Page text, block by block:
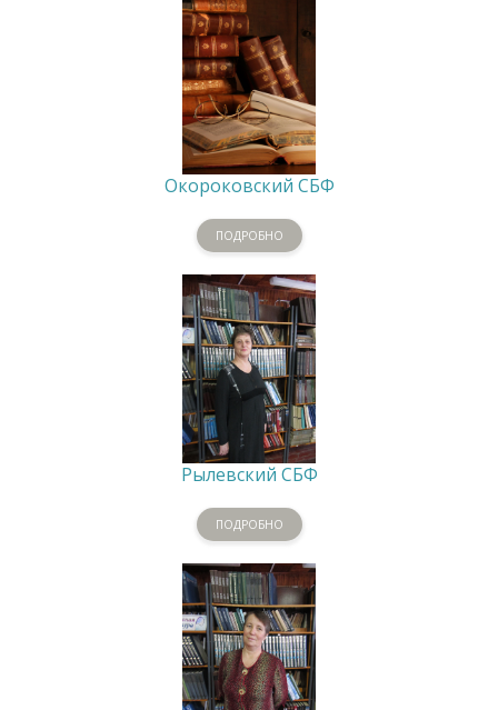
Окороковский СБФ
ПОДРОБНО
Рылевский СБФ
ПОДРОБНО